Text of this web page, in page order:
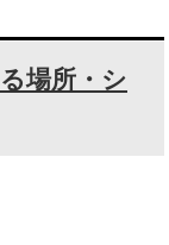
場所・シ